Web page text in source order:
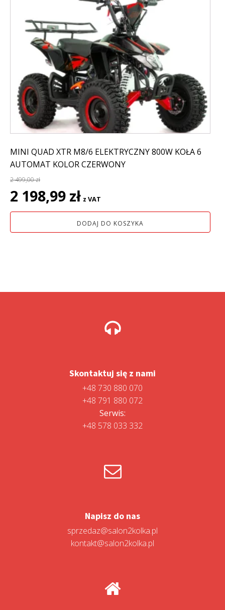
MINI QUAD XTR M8/6 ELEKTRYCZNY 800W KOŁA 6
AUTOMAT KOLOR CZERWONY
2 499,00zł
Pierwotna
cena
wynosiła:
2 198,99 zł cena
wynosi:
2
z VAT
DODAJ DO KOSZYKA
Skontaktuj się z nami
+48 730 880 070
+48 791 880 072
Serwis:
+48 578 033 332
Napisz do nas
sprzedaz@salon2kolka.pl
kontakt@salon2kolka.pl